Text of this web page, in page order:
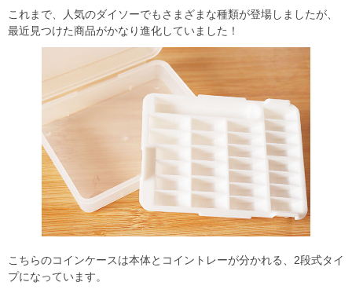
これまで、人気のダイソーでもさまざまな種類が登場しましたが、
最近見つけた商品がかなり進化していました！
こちらのコインケースは本体とコイントレーが分かれる、2段式タイ
プになっています。